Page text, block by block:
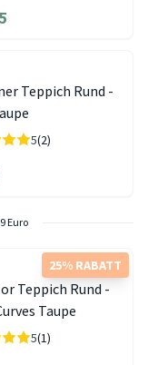
Teppich Rund -
5(2)
Euro
25% RABATT
Teppich Rund -
Taupe
5(1)